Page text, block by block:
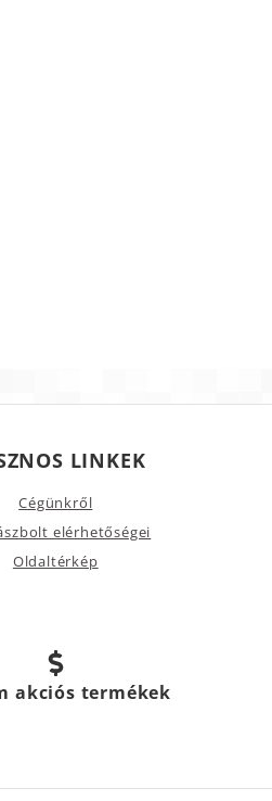
LINKEK
Cégünkről
elérhetőségei
Oldaltérkép
akciós termékek